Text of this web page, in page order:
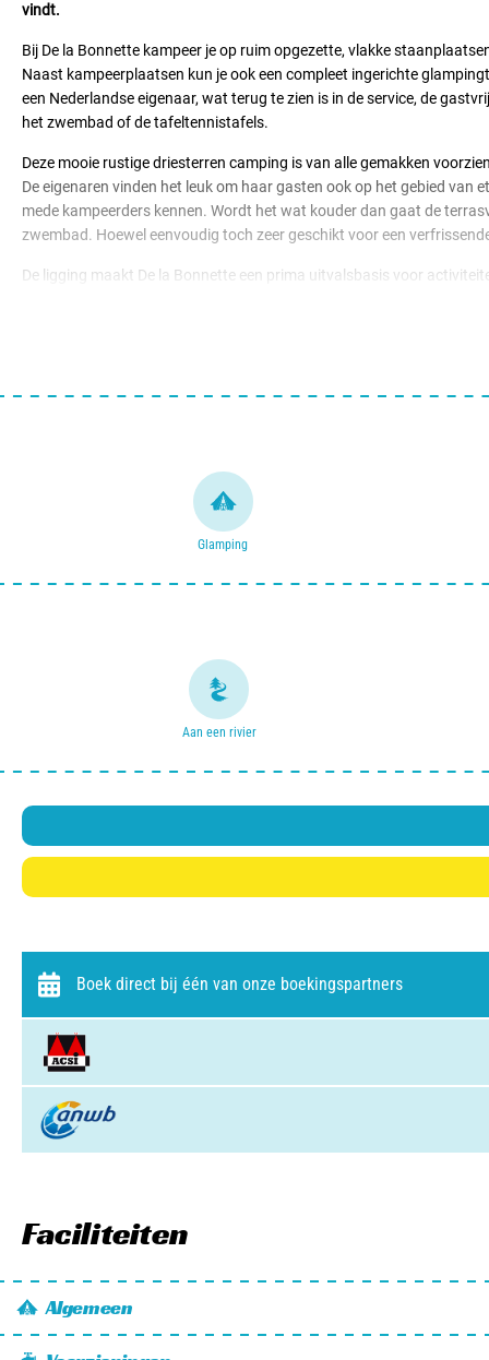
vindt.
Bij De la Bonnette kampeer je op ruim opgezette, vlakke
Naast kampeerplaatsen kun je ook een compleet ingerichte
een Nederlandse eigenaar, wat terug te zien is in de service, de
het zwembad of de tafeltennistafels.
Deze mooie rustige driesterren camping is van alle gemakken
De eigenaren vinden het leuk om haar gasten ook op het gebied van
mede kampeerders kennen. Wordt het wat kouder dan gaat de
zwembad. Hoewel eenvoudig toch zeer geschikt voor een
De ligging maakt De la Bonnette een prima uitvalsbasis voor
Glamping
Aan een rivier
Boek direct bij één van onze boekingspartners
Faciliteiten
Algemeen
Wifi